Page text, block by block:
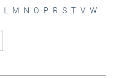
L M N O P R S T V W